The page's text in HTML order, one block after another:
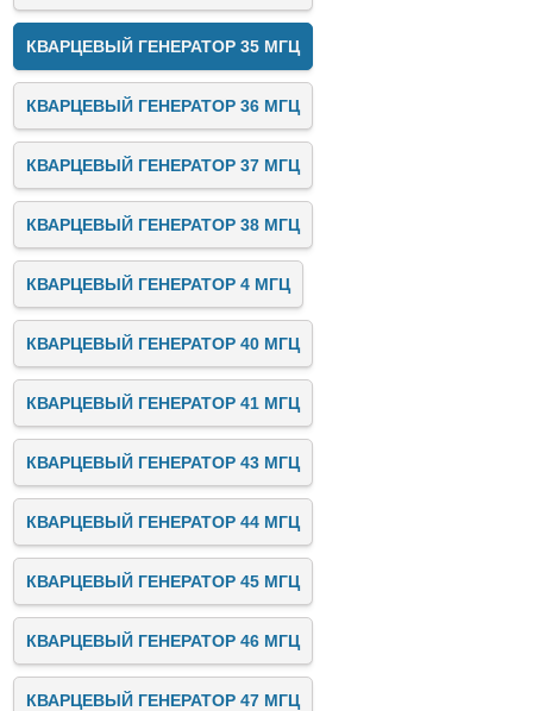
КВАРЦЕВЫЙ ГЕНЕРАТОР 35 МГЦ
КВАРЦЕВЫЙ ГЕНЕРАТОР 36 МГЦ
КВАРЦЕВЫЙ ГЕНЕРАТОР 37 МГЦ
КВАРЦЕВЫЙ ГЕНЕРАТОР 38 МГЦ
КВАРЦЕВЫЙ ГЕНЕРАТОР 4 МГЦ
КВАРЦЕВЫЙ ГЕНЕРАТОР 40 МГЦ
КВАРЦЕВЫЙ ГЕНЕРАТОР 41 МГЦ
КВАРЦЕВЫЙ ГЕНЕРАТОР 43 МГЦ
КВАРЦЕВЫЙ ГЕНЕРАТОР 44 МГЦ
КВАРЦЕВЫЙ ГЕНЕРАТОР 45 МГЦ
КВАРЦЕВЫЙ ГЕНЕРАТОР 46 МГЦ
КВАРЦЕВЫЙ ГЕНЕРАТОР 47 МГЦ